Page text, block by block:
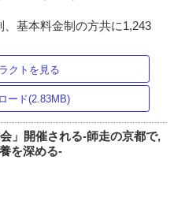
基本料金制の方共に1,243
クトを見る
ード(2.83MB)
」開催される-師走の京都で,
を深める-